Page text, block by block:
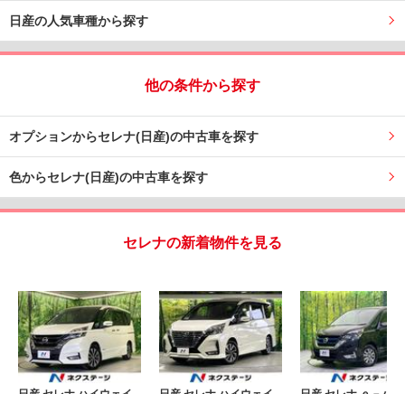
日産の人気車種から探す
他の条件から探す
オプションからセレナ(日産)の中古車を探す
色からセレナ(日産)の中古車を探す
セレナの新着物件を見る